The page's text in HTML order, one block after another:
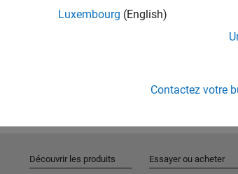
Luxembourg (English)
Contactez votre
Découvrir les produits Essayer ou acheter